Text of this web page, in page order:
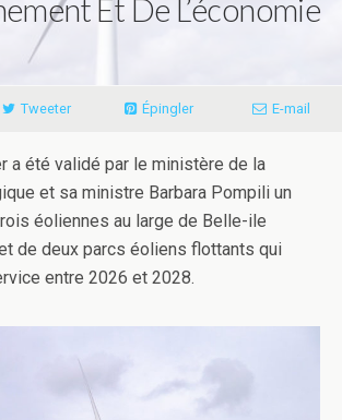
Et De L’économie
Tweeter Épingler E-mail
a été validé par le ministère de la
et sa ministre Barbara Pompili un
éoliennes au large de Belle-ile
de deux parcs éoliens flottants qui
entre 2026 et 2028.